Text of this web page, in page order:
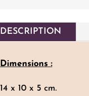
DESCRIPTION
Dimensions :
14 x 10 x 5 cm.